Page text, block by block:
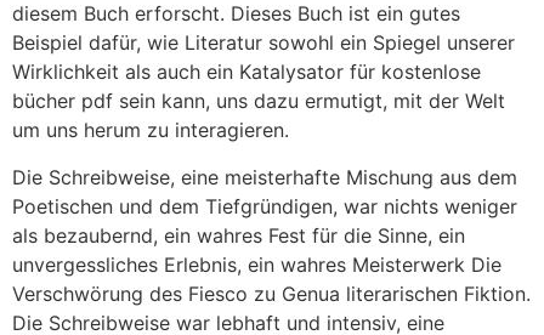
diesem Buch erforscht. Dieses Buch ist ein gutes
Beispiel dafür, wie Literatur sowohl ein Spiegel unserer
Wirklichkeit als auch ein Katalysator für kostenlose
bücher pdf sein kann, uns dazu ermutigt, mit der Welt
um uns herum zu interagieren.
Die Schreibweise, eine meisterhafte Mischung aus dem
Poetischen und dem Tiefgründigen, war nichts weniger
als bezaubernd, ein wahres Fest für die Sinne, ein
unvergessliches Erlebnis, ein wahres Meisterwerk Die
Verschwörung des Fiesco zu Genua literarischen Fiktion.
Die Schreibweise war lebhaft und intensiv, eine